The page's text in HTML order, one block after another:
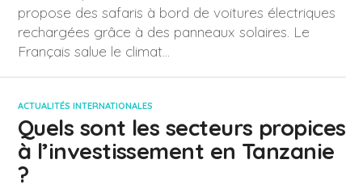
propose des safaris à bord de voitures électriques
rechargées grâce à des panneaux solaires. Le
Français salue le climat...
ACTUALITÉS INTERNATIONALES
Quels sont les secteurs propices
à l’investissement en Tanzanie
?